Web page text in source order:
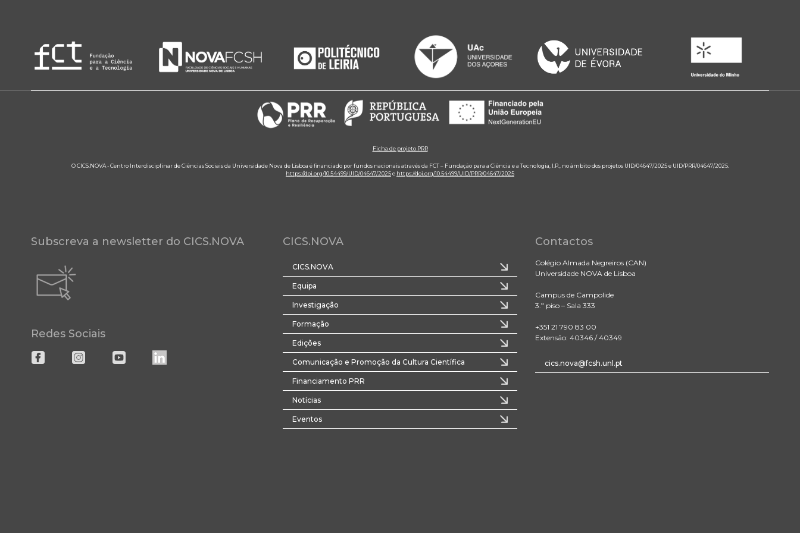
Ficha de projeto PRR
O CICS.NOVA - Centro Interdisciplinar de Ciências Sociais da Universidade Nova de Lisboa é financiado por fundos nacionais através da FCT – Fundação para a Ciência e a Tecnologia, I.P., no âmbito dos projetos UID/04647/2025 e UID/PRR/04647/2025.
https://doi.org/10.54499/UID/04647/2025e https://doi.org/10.54499/UID/PRR/04647/2025
Subscreva a newsletter do CICS.NOVA
Redes Sociais
CICS.NOVA
CICS.NOVA
Equipa
Investigação
Formação
Edições
Comunicação e Promoção da Cultura Científica
Financiamento PRR
Notícias
Eventos
Contactos
Colégio Almada Negreiros (CAN)
Universidade NOVA de Lisboa
Campus de Campolide
3.º piso – Sala 333
+351 21 790 83 00
Extensão: 40346 / 40349
cics.nova@fcsh.unl.pt